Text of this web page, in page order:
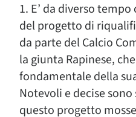
1. E’ da diverso
del progetto di
da parte del Calcio
la giunta Rapinese,
fondamentale della
Notevoli e decise
questo progetto